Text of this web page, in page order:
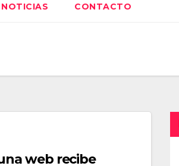
NOTICIAS CONTACTO
web recibe